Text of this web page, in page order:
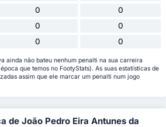
0 0
0 0
0 0
ainda não bateu nenhum penalti na sua carreira
que temos no FootyStats). As suas estatísticas de
assim que ele marcar um penalti num jogo
de João Pedro Eira Antunes da